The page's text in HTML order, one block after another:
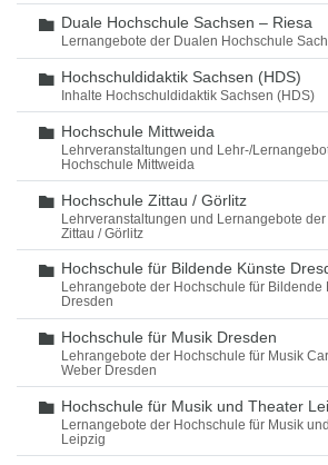
Ordner
Duale Hochschule Sachsen – Riesa
Lernangebote der Dualen Hochschule
Ordner
Hochschuldidaktik Sachsen (HDS)
Inhalte Hochschuldidaktik Sachsen (HDS)
Ordner
Hochschule Mittweida
Lehrveranstaltungen und Lehr-/
Hochschule Mittweida
Ordner
Hochschule Zittau / Görlitz
Lehrveranstaltungen und Lernangebote
Zittau / Görlitz
Ordner
Hochschule für Bildende Künste
Lehrangebote der Hochschule für Bildende
Dresden
Ordner
Hochschule für Musik Dresden
Lehrangebote der Hochschule für Musik
Weber Dresden
Ordner
Hochschule für Musik und Theater
Lernangebote der Hochschule für Musik
Leipzig